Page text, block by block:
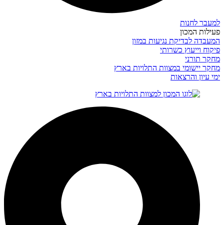
למעבר לחנות
פעילות המכון
המעבדה לבדיקת נגיעות במזון
פיקוח וייעוץ כשרותי
מחקר תורני
מחקר יישומי במצוות התלויות בארץ
ימי עיון והרצאות